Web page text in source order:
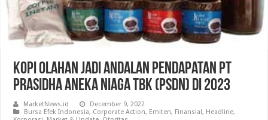
Kopi Olahan Jadi Andalan Pendapatan PT
Prasidha Aneka Niaga Tbk (PSDN) DI 2023
MarketNews.id
December 9, 2022
Bursa Efek Indonesia, Corporate Action, Emiten, Finansial, Headline,